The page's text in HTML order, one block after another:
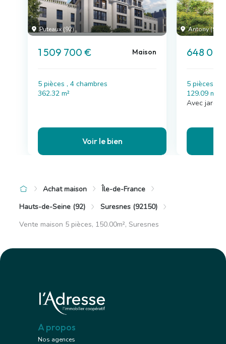
Puteaux (92)
1 509 700 € Maison
5 pièces , 4 chambres
362.32 m²
Voir le bien
Antony (92)
648
5 pièces , 3
129.09 m²
Avec
Achat maison
Île-de-France
Hauts-de-Seine (92)
Suresnes (92150)
Vente maison 5 pièces, 150.00m², Suresnes
A propos
Nos agences